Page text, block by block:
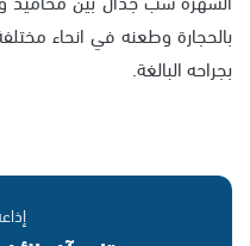
بالحجارة وطعنه في انحاء
بجراحه البالغة.